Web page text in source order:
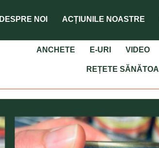
DESPRE NOI ACȚIUNILE NOASTRE
ANCHETE E-URI VIDEO
REȚETE